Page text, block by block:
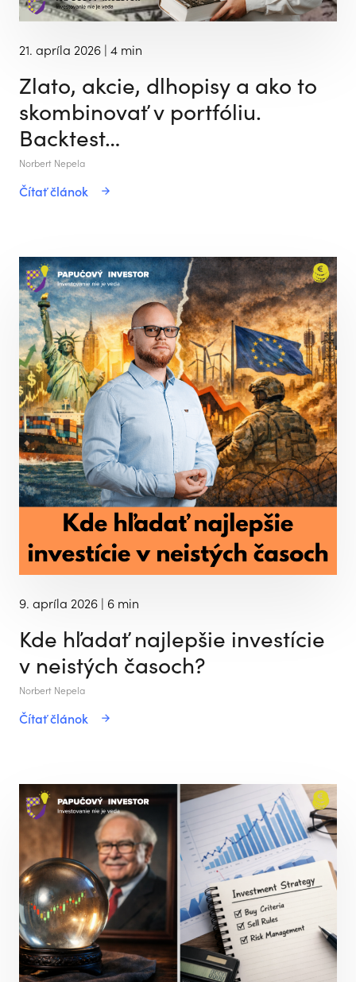
21. apríla 2026 | 4 min
Zlato, akcie, dlhopisy a ako to
skombinovať v portfóliu.
Backtest…
Norbert Nepela
Čítať článok
9. apríla 2026 | 6 min
Kde hľadať najlepšie investície
v neistých časoch?
Norbert Nepela
Čítať článok